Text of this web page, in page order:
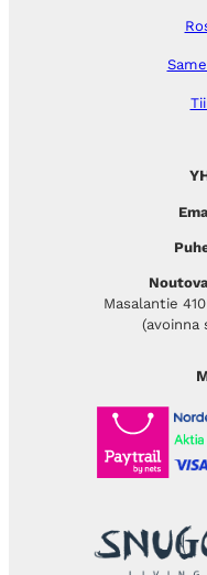
Masalantie
(avoinna